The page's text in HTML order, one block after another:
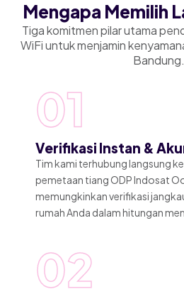
Mengapa Memilih
Tiga komitmen pilar utama
WiFi untuk menjamin
Bandung.
01
Verifikasi Instan &
Tim kami terhubung langsung
pemetaan tiang ODP Indosat
memungkinkan verifikasi
rumah Anda dalam hitungan
02